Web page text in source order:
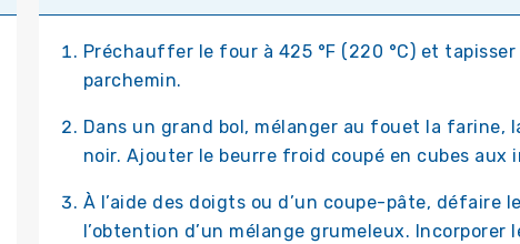
Préchauffer le four à 425 °F (220 °C) et
parchemin.
Dans un grand bol, mélanger au fouet la farine,
noir. Ajouter le beurre froid coupé en cubes aux
À l’aide des doigts ou d’un coupe-pâte, défaire
l’obtention d’un mélange grumeleux.